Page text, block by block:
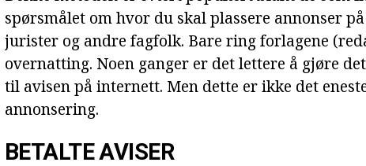
spørsmålet om hvor du skal plassere annonser på
jurister og andre fagfolk. Bare ring forlagene
overnatting. Noen ganger er det lettere å gjøre
til avisen på internett. Men dette er ikke det
annonsering.
BETALTE AVISER